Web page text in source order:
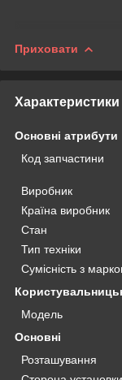
Приховати
Характеристики
Основні атрибути
Код запчастини
Виробник
Країна виробник
Стан
Тип техніки
Сумісність з
Мoдель
Основні
Розташування